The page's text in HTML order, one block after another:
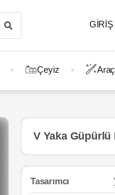
GIRIŞ
Çeyiz
V Yaka Güpürlü
Tasarımcı